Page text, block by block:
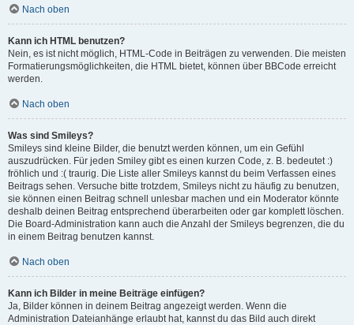
Nach oben
Kann ich HTML benutzen?
Nein, es ist nicht möglich, HTML-Code in Beiträgen zu verwenden. Die meisten
Formatierungsmöglichkeiten, die HTML bietet, können über BBCode erreicht
werden.
Nach oben
Was sind Smileys?
Smileys sind kleine Bilder, die benutzt werden können, um ein Gefühl
auszudrücken. Für jeden Smiley gibt es einen kurzen Code, z. B. bedeutet :)
fröhlich und :( traurig. Die Liste aller Smileys kannst du beim Verfassen eines
Beitrags sehen. Versuche bitte trotzdem, Smileys nicht zu häufig zu benutzen,
sie können einen Beitrag schnell unlesbar machen und ein Moderator könnte
deshalb deinen Beitrag entsprechend überarbeiten oder gar komplett löschen.
Die Board-Administration kann auch die Anzahl der Smileys begrenzen, die du
in einem Beitrag benutzen kannst.
Nach oben
Kann ich Bilder in meine Beiträge einfügen?
Ja, Bilder können in deinem Beitrag angezeigt werden. Wenn die
Administration Dateianhänge erlaubt hat, kannst du das Bild auch direkt